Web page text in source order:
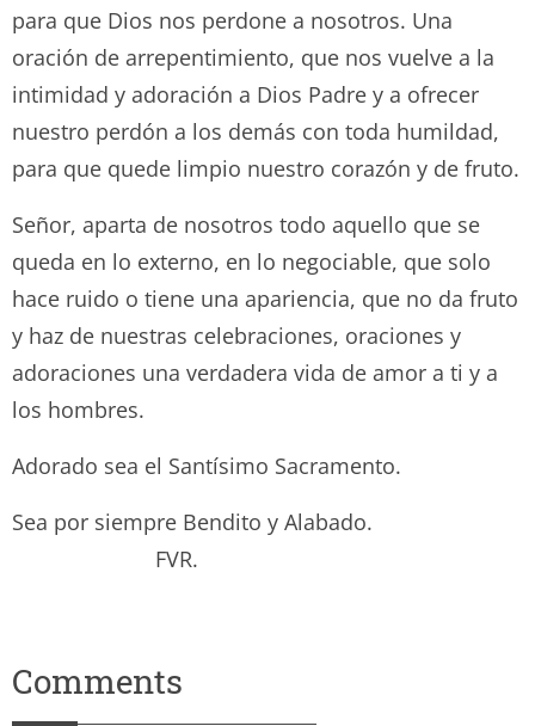
para que Dios nos perdone a nosotros. Una
oración de arrepentimiento, que nos vuelve a la
intimidad y adoración a Dios Padre y a ofrecer
nuestro perdón a los demás con toda humildad,
para que quede limpio nuestro corazón y de fruto.
Señor, aparta de nosotros todo aquello que se
queda en lo externo, en lo negociable, que solo
hace ruido o tiene una apariencia, que no da fruto
y haz de nuestras celebraciones, oraciones y
adoraciones una verdadera vida de amor a ti y a
los hombres.
Adorado sea el Santísimo Sacramento.
Sea por siempre Bendito y Alabado.
FVR.
Comments